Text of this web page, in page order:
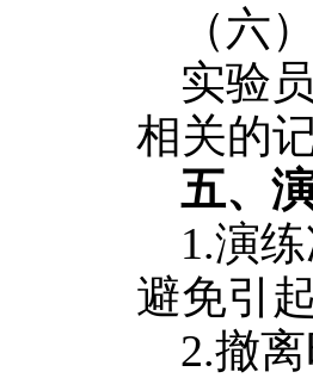
（六
实验
相关的
五、
1.演
避免引
2.撤